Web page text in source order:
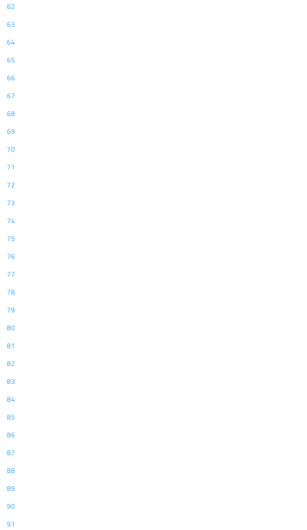
62
63
64
65
66
67
68
69
70
71
72
73
74
75
76
77
78
79
80
81
82
83
84
85
86
87
88
89
90
91